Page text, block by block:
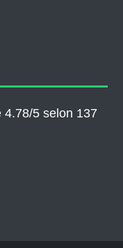
4.78/5 selon 137